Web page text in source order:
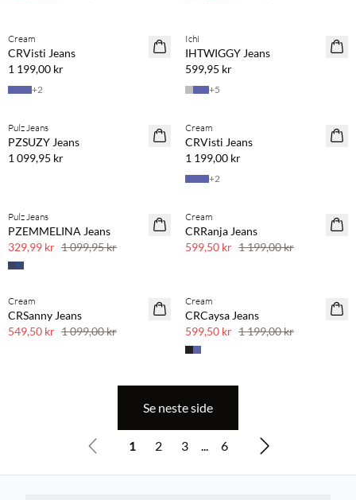
Cream
CRVisti Jeans
1 199,00 kr
+2
Ichi
IHTWIGGY Jeans
599,95 kr
+5
Pulz Jeans
PZSUZY Jeans
1 099,95 kr
NYHET
Cream
CRVisti Jeans
1 199,00 kr
+2
70 % rabatt
Pulz Jeans
PZEMMELINA Jeans
329,99 kr 1 099,95 kr
SAVE20
50 % rabatt
Cream
CRRanja Jeans
599,50 kr 1 199,00 kr
SAVE20
50 % rabatt
Cream
CRSanny Jeans
549,50 kr 1 099,00 kr
SAVE20
50 % rabatt
Cream
CRCaysa Jeans
599,50 kr 1 199,00 kr
Se neste side
1 2 3 ... 6